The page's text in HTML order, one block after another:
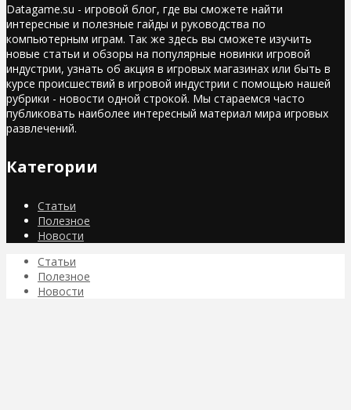
Datagame.su - игровой блог, где вы сможете найти
интересные и полезные гайды и руководства по
компьютерным играм. Так же здесь вы сможете изучить
новые статьи и обзоры на популярные новинки игровой
индустрии, узнать об акция в игровых магазинах или быть в
курсе происшествий в игровой индустрии с помощью нашей
рубрики - новости одной строкой. Мы стараемся часто
публиковать наиболее интересный материал мира игровых
развлечений.
Категории
Статьи
Полезное
Новости
Статьи
Полезное
Новости